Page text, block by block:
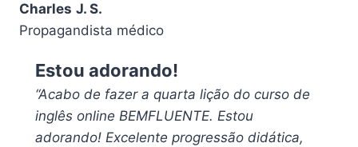
Charles J. S.
Propagandista médico
Estou adorando!
“Acabo de fazer a quarta lição do curso de
inglês online BEMFLUENTE. Estou
adorando! Excelente progressão didática,